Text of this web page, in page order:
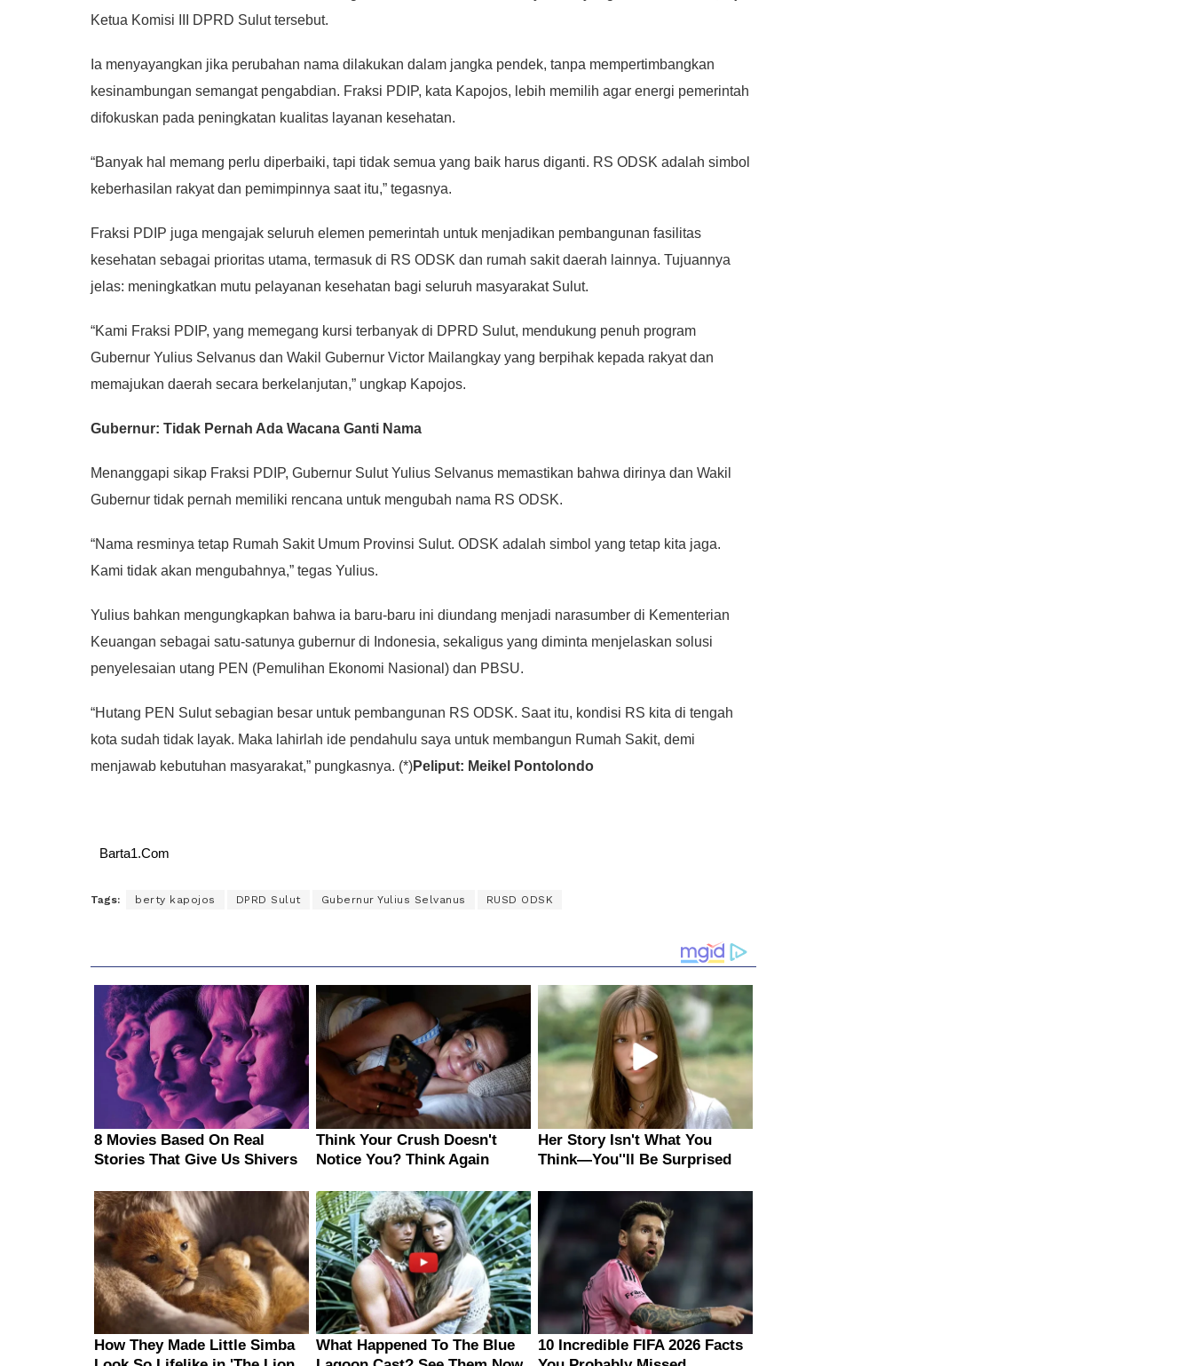
Ketua Komisi III DPRD Sulut tersebut.
Ia menyayangkan jika perubahan nama dilakukan dalam jangka pendek, tanpa mempertimbangkan
kesinambungan semangat pengabdian. Fraksi PDIP, kata Kapojos, lebih memilih agar energi pemerintah
difokuskan pada peningkatan kualitas layanan kesehatan.
“Banyak hal memang perlu diperbaiki, tapi tidak semua yang baik harus diganti. RS ODSK adalah simbol
keberhasilan rakyat dan pemimpinnya saat itu,” tegasnya.
Fraksi PDIP juga mengajak seluruh elemen pemerintah untuk menjadikan pembangunan fasilitas
kesehatan sebagai prioritas utama, termasuk di RS ODSK dan rumah sakit daerah lainnya. Tujuannya
jelas: meningkatkan mutu pelayanan kesehatan bagi seluruh masyarakat Sulut.
“Kami Fraksi PDIP, yang memegang kursi terbanyak di DPRD Sulut, mendukung penuh program
Gubernur Yulius Selvanus dan Wakil Gubernur Victor Mailangkay yang berpihak kepada rakyat dan
memajukan daerah secara berkelanjutan,” ungkap Kapojos.
Gubernur: Tidak Pernah Ada Wacana Ganti Nama
Menanggapi sikap Fraksi PDIP, Gubernur Sulut Yulius Selvanus memastikan bahwa dirinya dan Wakil
Gubernur tidak pernah memiliki rencana untuk mengubah nama RS ODSK.
“Nama resminya tetap Rumah Sakit Umum Provinsi Sulut. ODSK adalah simbol yang tetap kita jaga.
Kami tidak akan mengubahnya,” tegas Yulius.
Yulius bahkan mengungkapkan bahwa ia baru-baru ini diundang menjadi narasumber di Kementerian
Keuangan sebagai satu-satunya gubernur di Indonesia, sekaligus yang diminta menjelaskan solusi
penyelesaian utang PEN (Pemulihan Ekonomi Nasional) dan PBSU.
“Hutang PEN Sulut sebagian besar untuk pembangunan RS ODSK. Saat itu, kondisi RS kita di tengah
kota sudah tidak layak. Maka lahirlah ide pendahulu saya untuk membangun Rumah Sakit, demi
menjawab kebutuhan masyarakat,” pungkasnya. (*)Peliput: Meikel Pontolondo
Barta1.Com
Tags: berty kapojos DPRD Sulut Gubernur Yulius Selvanus RUSD ODSK